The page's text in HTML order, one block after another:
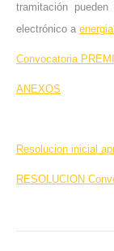
tramitación
electrónico a
Convocatoria
ANEXOS
Resolucion inicial
RESOLUCION